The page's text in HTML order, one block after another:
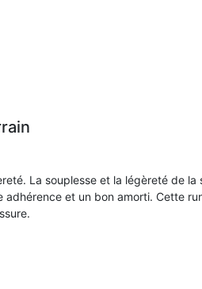
La souplesse et la légèreté de la
adhérence et un bon amorti. Cette